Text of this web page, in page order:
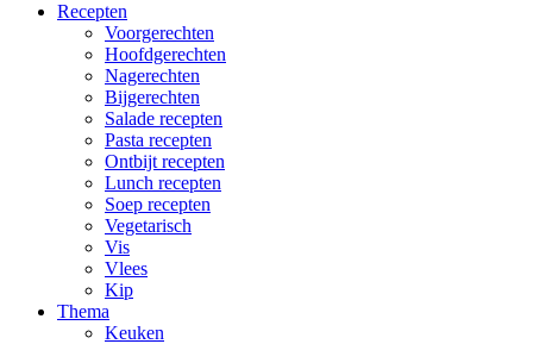
Recepten
Voorgerechten
Hoofdgerechten
Nagerechten
Bijgerechten
Salade recepten
Pasta recepten
Ontbijt recepten
Lunch recepten
Soep recepten
Vegetarisch
Vis
Vlees
Kip
Thema
Keuken